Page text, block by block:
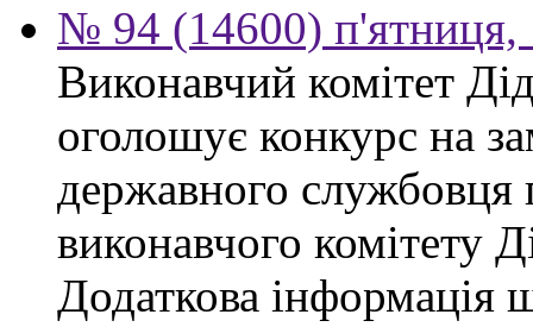
№ 94 (14600) п'ятниця,
Виконавчий комітет
оголошує конкурс на
державного службовця
виконавчого комітету
Додаткова інформація